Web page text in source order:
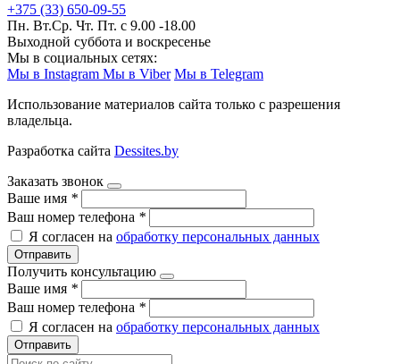
+375 (33) 650-09-55
Пн. Вт.Ср. Чт. Пт. с 9.00 -18.00
Выходной суббота и воскресенье
Мы в социальных сетях:
Мы в Instagram Мы в Viber Мы в Telegram
Использование материалов сайта только с разрешения
владельца.
Разработка сайта Dessites.by
Заказать звонок
Ваше имя *
Ваш номер телефона *
Я согласен на обработку персональных данных
Отправить
Получить консультацию
Ваше имя *
Ваш номер телефона *
Я согласен на обработку персональных данных
Отправить